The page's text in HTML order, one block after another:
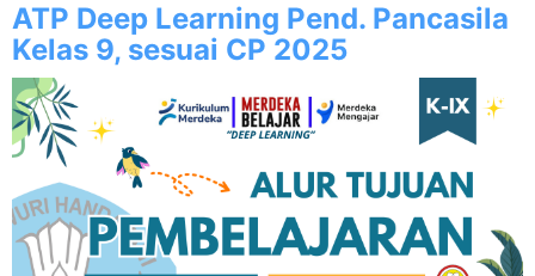
ATP Deep Learning Pend. Pancasila
Kelas 9, sesuai CP 2025